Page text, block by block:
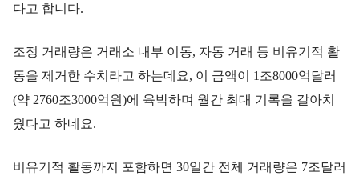
다고 합니다.
조정 거래량은 거래소 내부 이동, 자동 거래 등 비유기적 활
동을 제거한 수치라고 하는데요, 이 금액이 1조8000억달러
(약 2760조3000억원)에 육박하며 월간 최대 기록을 갈아치
웠다고 하네요.
비유기적 활동까지 포함하면 30일간 전체 거래량은 7조달러